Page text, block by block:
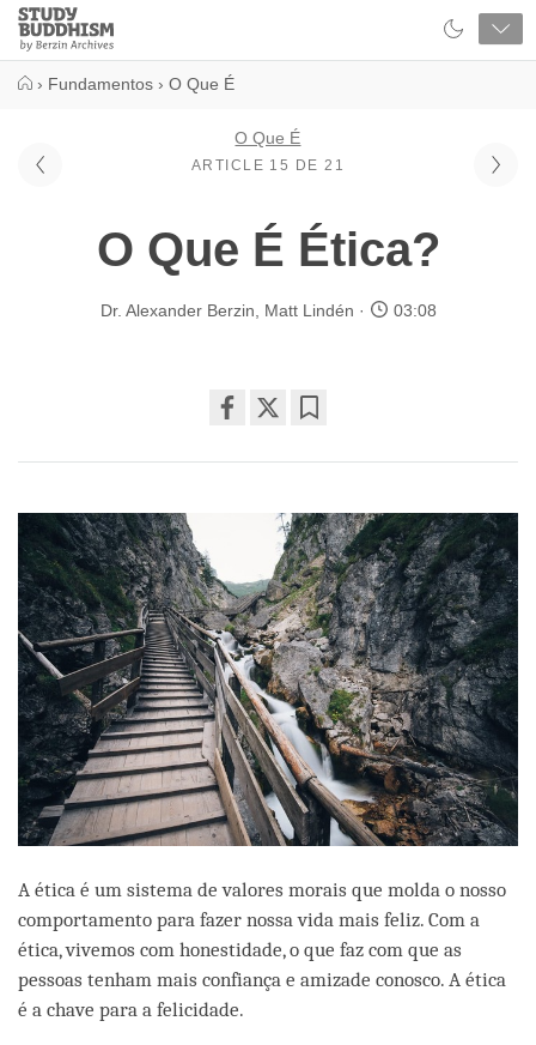
Close
Study
Buddhism
› Fundamentos › O Que É
O Que É
ARTICLE 15 DE 21
O Que É Ética?
Dr. Alexander Berzin Matt Lindén 03:08
on
A ética é um sistema de valores morais que molda o nosso
comportamento para fazer nossa vida mais feliz. Com a
ética, vivemos com honestidade, o que faz com que as
pessoas tenham mais confiança e amizade conosco. A ética
é a chave para a felicidade.